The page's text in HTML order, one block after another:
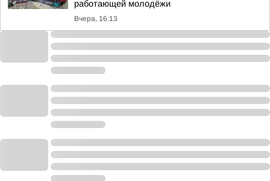
работающей молодёжи
Вчера, 16:13